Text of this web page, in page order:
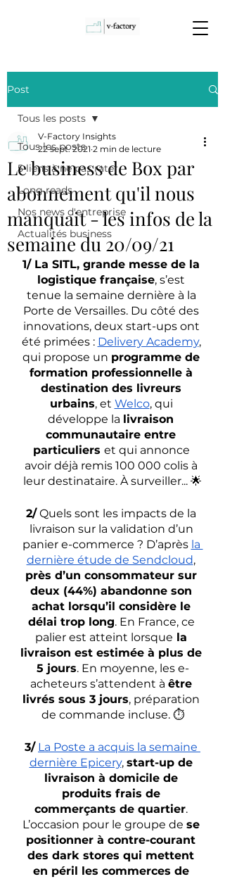
Post
Tous les posts
5 liens à ne pas rater
Long reads
Nos news d'entreprise
Actualités business
Tous les posts
Le business de Box par
abonnement qu'il nous
manquait - les infos de la
semaine du 20/09/21
V-Factory Insights
22 sept. 2021 2 min de lecture
1/ La SITL, grande messe de la
logistique française, s’est
tenue la semaine dernière à la
Porte de Versailles. Du côté des
innovations, deux start-ups ont
été primées : Delivery Academy,
qui propose un programme de
formation professionnelle à
destination des livreurs
urbains, et Welco, qui
développe la livraison
communautaire entre
particuliers et qui annonce
avoir déjà remis 100 000 colis à
leur destinataire. À surveiller... 🌟
2/ Quels sont les impacts de la
livraison sur la validation d’un
panier e-commerce ? D’après la
dernière étude de Sendcloud,
près d’un consommateur sur
deux (44%) abandonne son
achat lorsqu’il considère le
délai trop long. En France, ce
palier est atteint lorsque la
livraison est estimée à plus de
5 jours. En moyenne, les e-
acheteurs s’attendent à être
livrés sous 3 jours, préparation
de commande incluse. ⏱
3/ La Poste a acquis la semaine
dernière Epicery, start-up de
livraison à domicile de
produits frais de
commerçants de quartier.
L’occasion pour le groupe de se
positionner à contre-courant
des dark stores qui mettent
en péril les commerces de